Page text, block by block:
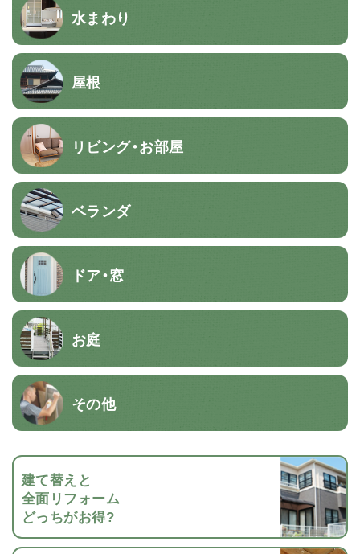
水まわり
屋根
リビング・お部屋
ベランダ
ドア・窓
お庭
その他
建て替えと
全面リフォーム
どっちがお得?